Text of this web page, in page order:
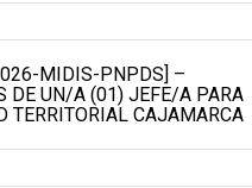
MIDIS-PNPDS] –
DE UN/A (01) JEFE/A PARA
TERRITORIAL CAJAMARCA